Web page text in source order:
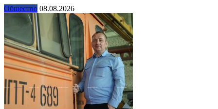
Общество 08.08.2026